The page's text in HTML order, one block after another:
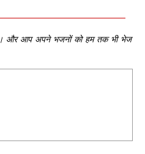
और आप अपने भजनों को हम तक भी भेज